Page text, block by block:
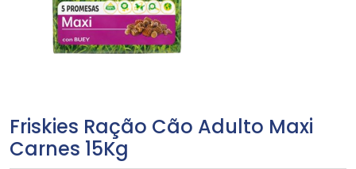
Friskies Ração Cão Adulto Maxi
Carnes 15Kg